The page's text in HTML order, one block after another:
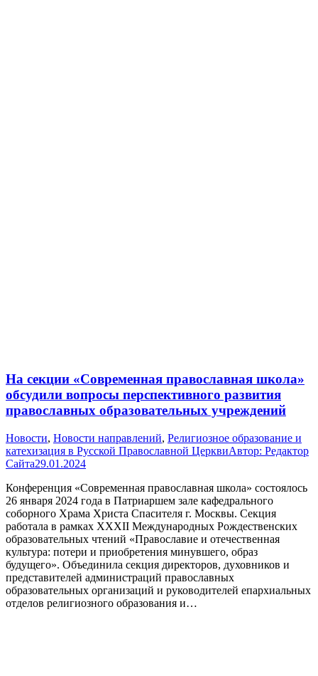
На секции «Современная православная школа»
обсудили вопросы перспективного развития
православных образовательных учреждений
Новости, Новости направлений, Религиозное образование и
катехизация в Русской Православной ЦерквиАвтор: Редактор
Сайта29.01.2024
Конференция «Современная православная школа» состоялось
26 января 2024 года в Патриаршем зале кафедрального
соборного Храма Христа Спасителя г. Москвы. Секция
работала в рамках XXХII Международных Рождественских
образовательных чтений «Православие и отечественная
культура: потери и приобретения минувшего, образ
будущего». Объединила секция директоров, духовников и
представителей администраций православных
образовательных организаций и руководителей епархиальных
отделов религиозного образования и…